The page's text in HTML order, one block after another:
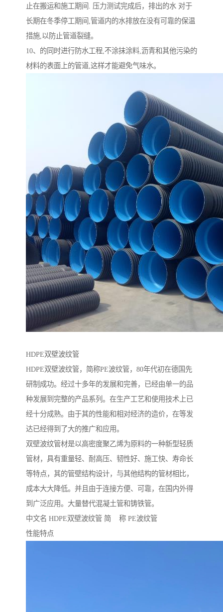
止在搬运和施工期间. 压力测试完成后，排出的水 对于
长期在冬季停工期间,管道内的水排放在没有可靠的保温
措施,以防止管道裂缝。
10、的同时进行防水工程,不涂抹涂料,沥青和其他污染的
材料的表面上的管道,这样才能避免气味水。
HDPE双壁波纹管
HDPE双壁波纹管，简称PE波纹管，80年代初在德国先
研制成功。经过十多年的发展和完善，已经由单一的品
种发展到完整的产品系列。在生产工艺和使用技术上已
经十分成熟。由于其的性能和相对经济的造价，在等发
达已经得到了大的推广和应用。
双壁波纹管材是以高密度聚乙烯为原料的一种新型轻质
管材，具有重量轻、耐高压、韧性好、施工快、寿命长
等特点，其的管壁结构设计，与其他结构的管材相比，
成本大大降低。并且由于连接方便、可靠，在国内外得
到广泛应用。大量替代混凝土管和铸铁管。
中文名 HDPE双壁波纹管 简 称 PE波纹管
性能特点